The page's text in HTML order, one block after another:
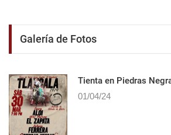
Galería de Fotos
Tienta en Piedras
01/04/24